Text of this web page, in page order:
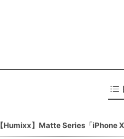
【Humixx】Matte Series「iPhone